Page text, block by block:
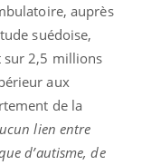
auprès
suédoise,
sur 2,5 millions
aux
de la
lien entre
d’autisme, de